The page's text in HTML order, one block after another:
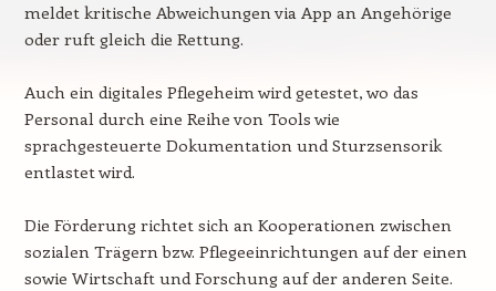
meldet kritische Abweichungen via App an Angehörige
oder ruft gleich die Rettung.
Auch ein digitales Pflegeheim wird getestet, wo das
Personal durch eine Reihe von Tools wie
sprachgesteuerte Dokumentation und Sturzsensorik
entlastet wird.
Die Förderung richtet sich an Kooperationen zwischen
sozialen Trägern bzw. Pflegeeinrichtungen auf der einen
sowie Wirtschaft und Forschung auf der anderen Seite.